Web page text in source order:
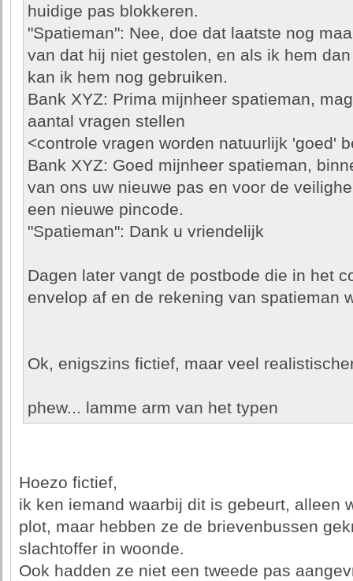
huidige pas blokkeren.
"Spatieman": Nee, doe dat laatste nog
van dat hij niet gestolen, en als ik hem
kan ik hem nog gebruiken.
Bank XYZ: Prima mijnheer spatieman,
aantal vragen stellen
<controle vragen worden natuurlijk 'goed'
Bank XYZ: Goed mijnheer spatieman,
van ons uw nieuwe pas en voor de
een nieuwe pincode.
"Spatieman": Dank u vriendelijk
Dagen later vangt de postbode die in het
envelop af en de rekening van spatieman
Ok, enigszins fictief, maar veel
phew... lamme arm van het typen
Hoezo fictief,
ik ken iemand waarbij dit is gebeurt, alleen
plot, maar hebben ze de brievenbussen
slachtoffer in woonde.
Ook hadden ze niet een tweede pas